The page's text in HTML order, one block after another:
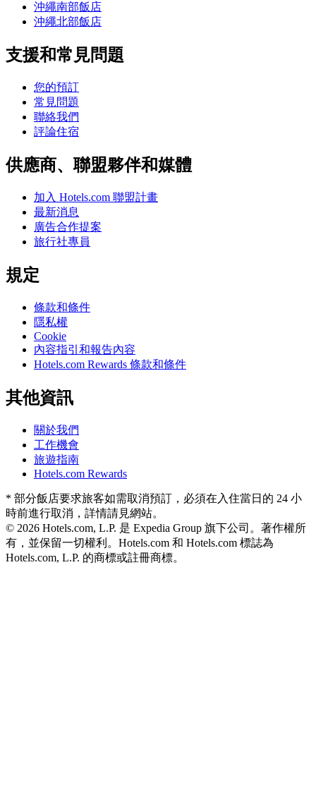
沖繩南部飯店
沖繩北部飯店
支援和常見問題
您的預訂
常見問題
聯絡我們
評論住宿
供應商、聯盟夥伴和媒體
加入 Hotels.com 聯盟計畫
最新消息
廣告合作提案
旅行社專員
規定
條款和條件
隱私權
Cookie
內容指引和報告內容
Hotels.com Rewards 條款和條件
其他資訊
關於我們
工作機會
旅遊指南
Hotels.com Rewards
* 部分飯店要求旅客如需取消預訂，必須在入住當日的 24 小
時前進行取消，詳情請見網站。
© 2026 Hotels.com, L.P. 是 Expedia Group 旗下公司。著作權所
有，並保留一切權利。 Hotels.com 和 Hotels.com 標誌為
Hotels.com, L.P. 的商標或註冊商標。